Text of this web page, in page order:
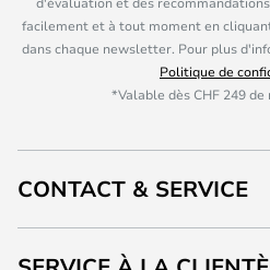
facilement et à tout moment en
dans chaque newsletter. Pour plus
Politique de
*Valable dès CHF 249
CONTACT & SERVICE